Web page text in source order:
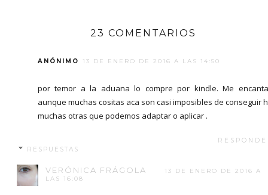
23 COMENTARIOS
ANÓNIMO 13 DE ENERO DE 2016 A LAS 14:50
por temor a la aduana lo compre por kindle. Me
aunque muchas cositas aca son casi imposibles de conseguir
muchas otras que podemos adaptar o aplicar .
RESPUESTAS
VERÓNICA FRÁGOLA
13 DE ENERO DE 2016 A
LAS 16:08